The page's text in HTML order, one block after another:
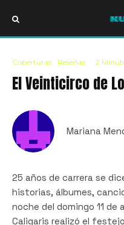
Coberturas Reseñas · 2
El Veinticirco de
Mariana
25 años de carrera se
historias, álbumes,
noche del domingo 11
Caligaris realizó el